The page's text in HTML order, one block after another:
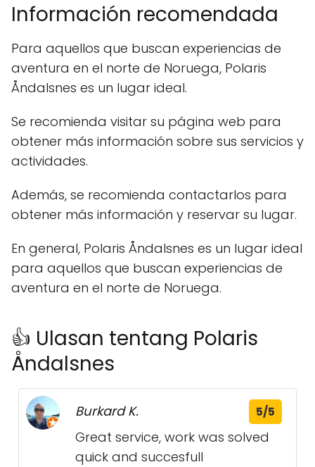
Información recomendada
Para aquellos que buscan experiencias de
aventura en el norte de Noruega, Polaris
Åndalsnes es un lugar ideal.
Se recomienda visitar su página web para
obtener más información sobre sus servicios y
actividades.
Además, se recomienda contactarlos para
obtener más información y reservar su lugar.
En general, Polaris Åndalsnes es un lugar ideal
para aquellos que buscan experiencias de
aventura en el norte de Noruega.
👍 Ulasan tentang Polaris
Åndalsnes
Burkard K. 5/5
Great service, work was solved
quick and succesfull